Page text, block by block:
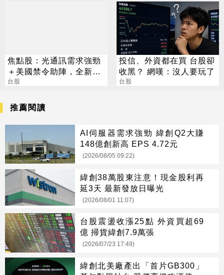
焦點股：光通訊需求強勁
＋美國禁令助陣，全新H2
營運看俏，營收逐季攀升
台股
投信、外資都在買 台股卻
收黑？ 網嘆：沒人要玩了
台股
推薦閱讀
AI伺服器需求強勁 緯創Q2大賺
148億創新高 EPS 4.72元
(2026/08/05 09:22)
緯創38萬股東注意！現金股利再
延3天 最新發放日曝光
(2026/08/01 11:07)
台股震盪收漲25點 外資買超69
億 掃貨緯創7.9萬張
(2026/07/23 17:49)
緯創北美廠產出「首片GB300」